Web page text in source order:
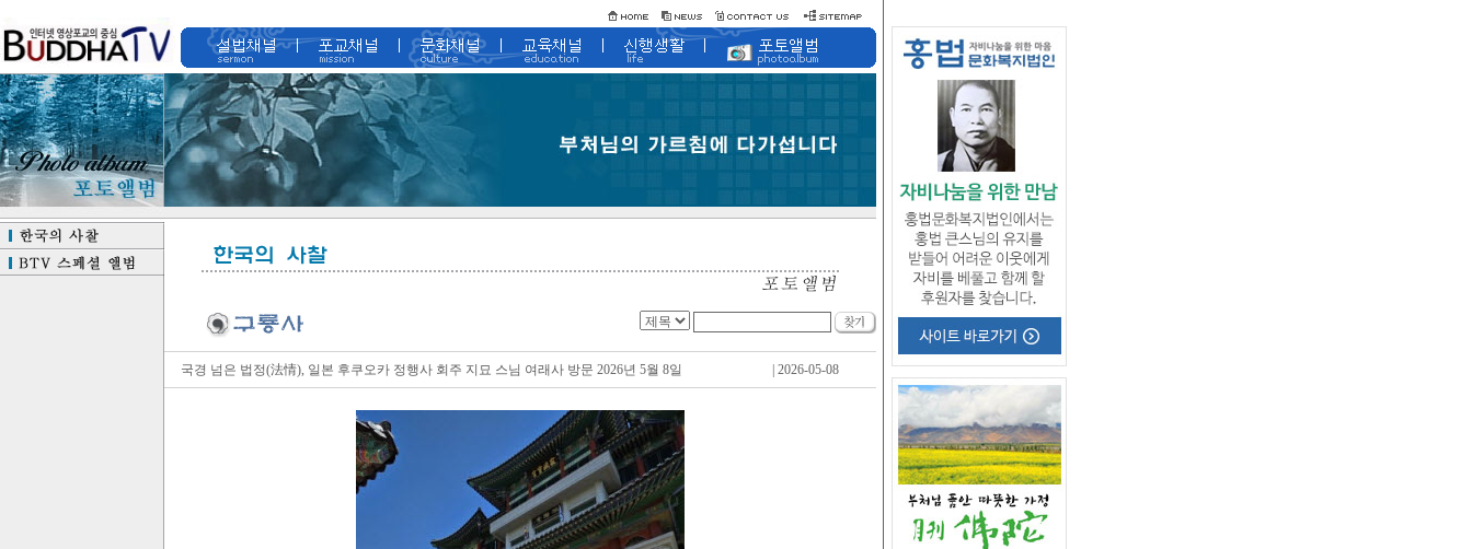
국경 넘은 법정(法情), 일본 후쿠오카 정행사 회주 지묘 스님 여래사 방문 2026년 5월 8일 | 2026-05-08